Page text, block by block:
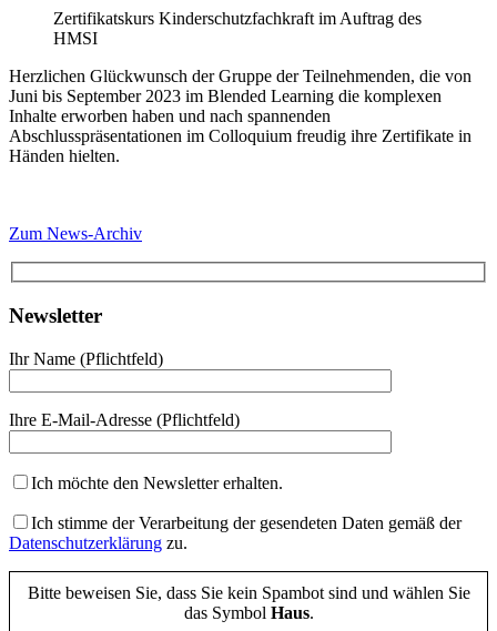
Zertifikatskurs Kinderschutzfachkraft im Auftrag des
HMSI
Herzlichen Glückwunsch der Gruppe der Teilnehmenden, die von
Juni bis September 2023 im Blended Learning die komplexen
Inhalte erworben haben und nach spannenden
Abschlusspräsentationen im Colloquium freudig ihre Zertifikate in
Händen hielten.
Zum News-Archiv
Newsletter
Ihr Name (Pflichtfeld)
Ihre E-Mail-Adresse (Pflichtfeld)
Ich möchte den Newsletter erhalten.
Ich stimme der Verarbeitung der gesendeten Daten gemäß der
Datenschutzerklärung zu.
Bitte beweisen Sie, dass Sie kein Spambot sind und wählen Sie
das Symbol Haus.